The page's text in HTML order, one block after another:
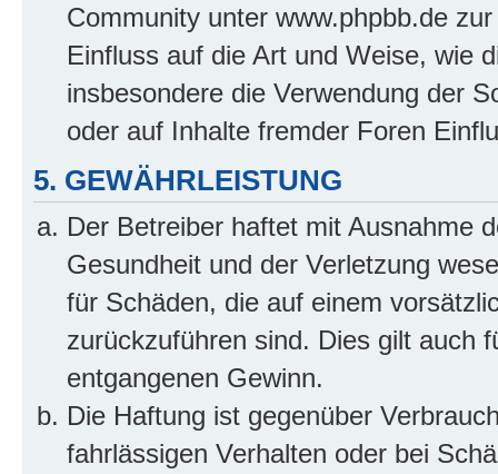
Community unter www.phpbb.de
Einfluss auf die Art und Weise, wie
insbesondere die Verwendung der
oder auf Inhalte fremder Foren
5. GEWÄHRLEISTUNG
Der Betreiber haftet mit Ausnahme
Gesundheit und der Verletzung
für Schäden, die auf einem
zurückzuführen sind. Dies gilt auch
entgangenen Gewinn.
Die Haftung ist gegenüber
fahrlässigen Verhalten oder bei